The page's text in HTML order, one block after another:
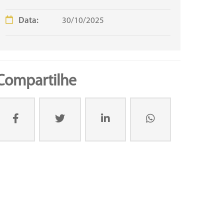
Data: 30/10/2025